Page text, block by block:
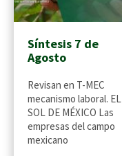
Síntesis 7 de
Agosto
Revisan en T-MEC
mecanismo laboral. EL
SOL DE MÉXICO Las
empresas del campo
mexicano